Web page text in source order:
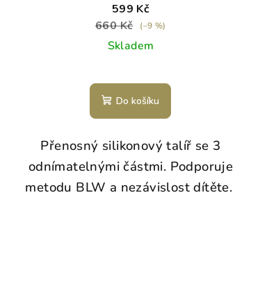
599 Kč
660 Kč
(–9 %)
Skladem
Do košíku
Přenosný silikonový talíř se 3
odnímatelnými částmi. Podporuje
metodu BLW a nezávislost dítěte.